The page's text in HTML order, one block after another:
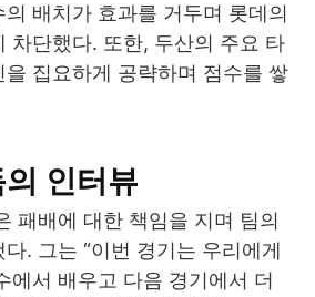
배치가 효과를 거두며 롯데의
차단했다. 또한, 두산의 주요 타
집요하게 공략하며 점수를 쌓
인터뷰
패배에 대한 책임을 지며 팀의
. 그는 “이번 경기는 우리에게
에서 배우고 다음 경기에서 더